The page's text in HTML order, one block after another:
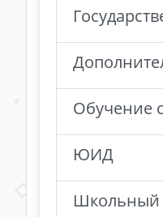
Обучение
ЮИД
Школьный